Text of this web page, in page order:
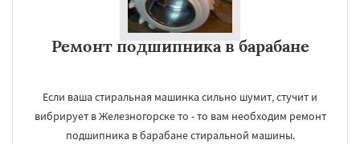
Ремонт подшипника в барабане
Если ваша стиральная машинка сильно шумит, стучит и
вибрирует в Железногорске то - то вам необходим ремонт
подшипника в барабане стиральной машины.